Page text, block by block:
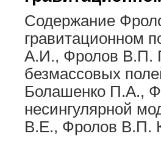
Содержание
гравитационном
А.И., Фролов В.П.
безмассовых
Болашенко П.А.,
несингулярной
В.Е., Фролов В.П.